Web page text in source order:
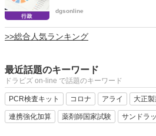
dgsonline
>>総合人気ランキング
最近話題のキーワード
ドラビズ on-line で話題のキーワード
PCR検査キット コロナ アライ 大正
連携強化加算 薬剤師国家試験 サンドラ